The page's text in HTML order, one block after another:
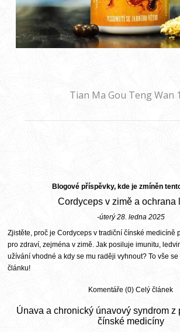
Tian Ma Gou Teng Wan
Blogové příspěvky, kde je zmíněn
Cordyceps v zimě a ochrana
-úterý 28. ledna 2025
Zjistěte, proč je Cordyceps v tradiční čínské medicíně
pro zdraví, zejména v zimě. Jak posiluje imunitu,
užívání vhodné a kdy se mu raději vyhnout? To vše
článku!
Komentáře (0) Celý článek
Únava a chronický únavový syndrom z
čínské medicíny